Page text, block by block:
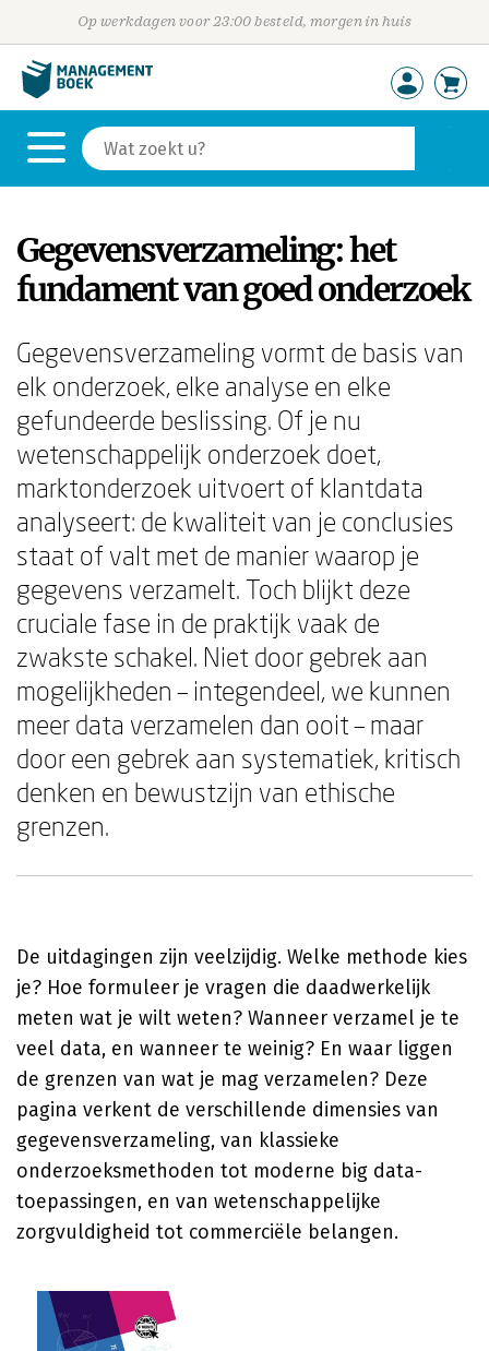
Op werkdagen voor 23:00 besteld, morgen in huis
Gegevensverzameling: het
fundament van goed onderzoek
Gegevensverzameling vormt de basis van
elk onderzoek, elke analyse en elke
gefundeerde beslissing. Of je nu
wetenschappelijk onderzoek doet,
marktonderzoek uitvoert of klantdata
analyseert: de kwaliteit van je conclusies
staat of valt met de manier waarop je
gegevens verzamelt. Toch blijkt deze
cruciale fase in de praktijk vaak de
zwakste schakel. Niet door gebrek aan
mogelijkheden – integendeel, we kunnen
meer data verzamelen dan ooit – maar
door een gebrek aan systematiek, kritisch
denken en bewustzijn van ethische
grenzen.
De uitdagingen zijn veelzijdig. Welke methode kies
je? Hoe formuleer je vragen die daadwerkelijk
meten wat je wilt weten? Wanneer verzamel je te
veel data, en wanneer te weinig? En waar liggen
de grenzen van wat je mag verzamelen? Deze
pagina verkent de verschillende dimensies van
gegevensverzameling, van klassieke
onderzoeksmethoden tot moderne big data-
toepassingen, en van wetenschappelijke
zorgvuldigheid tot commerciële belangen.